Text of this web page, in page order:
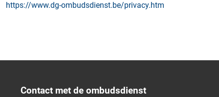
https://www.dg-ombudsdienst.be/privacy.htm
Contact met de ombudsdienst